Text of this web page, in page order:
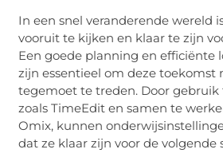
In een snel veranderende wereld
vooruit te kijken en klaar te zijn
Een goede planning en efficiënte
zijn essentieel om deze toekomst
tegemoet te treden. Door gebruik
zoals TimeEdit en samen te
Omix, kunnen
dat ze klaar zijn voor de volgende